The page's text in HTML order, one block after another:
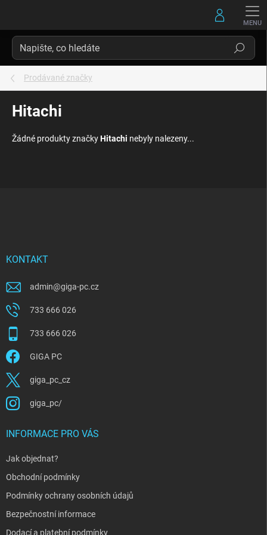
Hledat
Prodávané značky
Hitachi
Žádné produkty značkyHitachi nebyly nalezeny...
KONTAKT
admin@giga-pc.cz
733 666 026
733 666 026
GIGA PC
giga_pc_cz
giga_pc/
INFORMACE PRO VÁS
Jak objednat?
Obchodní podmínky
Podmínky ochrany osobních údajů
Bezpečnostní informace
Dodací a platební podmínky